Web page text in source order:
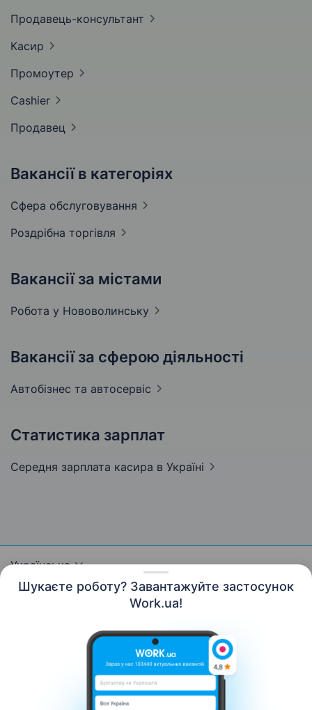
Шукаєте роботу? Завантажуйте застосунок
Work.ua!
Продавець-консультант
Касир
Промоутер
Cashier
Продавец
Вакансії в категоріях
Сфера обслуговування
Роздрібна торгівля
Вакансії за містами
Робота у Нововолинську
Вакансії за сферою діяльності
Автобізнес та автосервіс
Статистика зарплат
Середня зарплата касира в Україні
Українська
Контакти Про нас
Кар’єра
Новини Work.ua
Допомога Умови використання